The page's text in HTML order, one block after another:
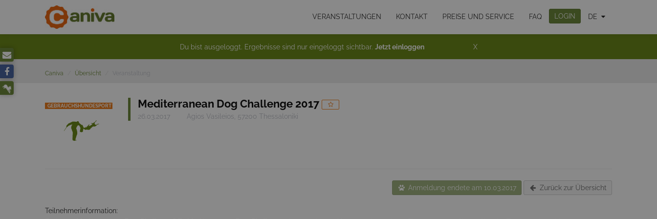
VERANSTALTUNGEN KONTAKT PREISE UND SERVICE FAQ LOGIN DE
Du bist ausgeloggt. Ergebnisse sind nur eingeloggt sichtbar. Jetzt einloggen X
Caniva Übersicht
GEBRAUCHSHUNDESPORT Mediterranean Dog Challenge 2017
26.03.2017 Agios Vasileios, 57200 Thessaloniki
Anmeldung endete am 10.03.2017 Zurück zur Übersicht
Teilnehmerinformation: